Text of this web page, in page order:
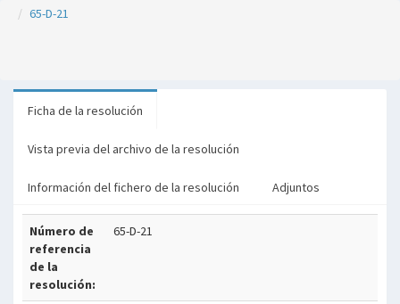
65-D-21
Ficha de la resolución
Vista previa del archivo de la resolución
Información del fichero de la resolución Adjuntos
Número de
referencia
de la
resolución:
65-D-21